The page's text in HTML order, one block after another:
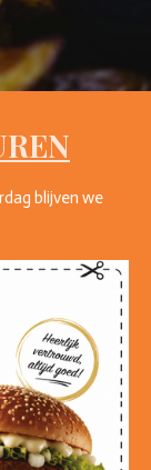
blijven we